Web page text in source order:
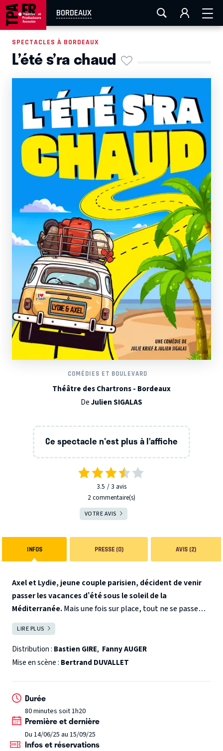
BORDEAUX
AIX-MARSEILLE AURAY LA ROCHELLE
EN TOURNÉE
SPECTACLES À BORDEAUX
L’été s’ra chaud
COMÉDIES ET BOULEVARD
Théâtre des Chartrons - Bordeaux
DeJulien SIGALAS
Ce spectacle n'est plus à l’affiche
3.5 3 avis
2 commentaire(s)
VOTRE AVIS
INFOS PRESSE (0) AVIS (2)
Axel et Lydie, jeune couple parisien, décident de venir
passer les vacances d’été sous le soleil de la
Méditerranée.Mais une fois sur place, tout ne se passe
pas comme prévu. Parce que des vacances de rêve peuvent
vite se transformer en cauchemar…
Amour, coquillages et crustacés sont au programme de
cette comédie estivale. Attention ! Crème solaire
conseillée, bronzage des zygomatiques assurés.
suivre les aventures d’un couple « presque » parfait dans
LIRE PLUS
Distribution : Bastien GIRE, Fanny AUGER
Mise en scène : Bertrand DUVALLET
Durée
80 minutes soit 1h20
Première et dernière
Du 14/06/25 au 15/09/25
Infos et réservations